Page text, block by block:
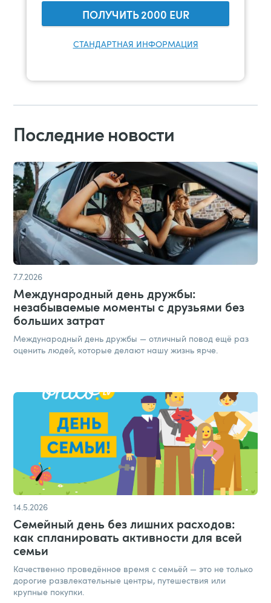
ПОЛУЧИТЬ2000 EUR
СТАНДАРТНАЯ ИНФОРМАЦИЯ
Последние новости
7.7.2026
Международный день дружбы:
незабываемые моменты с друзьями без
больших затрат​
Международный день дружбы — отличный повод ещё раз
оценить людей, которые делают нашу жизнь ярче.
14.5.2026
Семейный день без лишних расходов:
как спланировать активности для всей
семьи
Качественно проведённое время с семьёй — это не только
дорогие развлекательные центры, путешествия или
крупные покупки.